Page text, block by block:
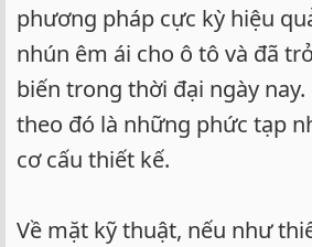
phương pháp cực kỳ hiệu
nhún êm ái cho ô tô và đã
biến trong thời đại ngày
theo đó là những phức tạp
cơ cấu thiết kế.
Về mặt kỹ thuật, nếu như